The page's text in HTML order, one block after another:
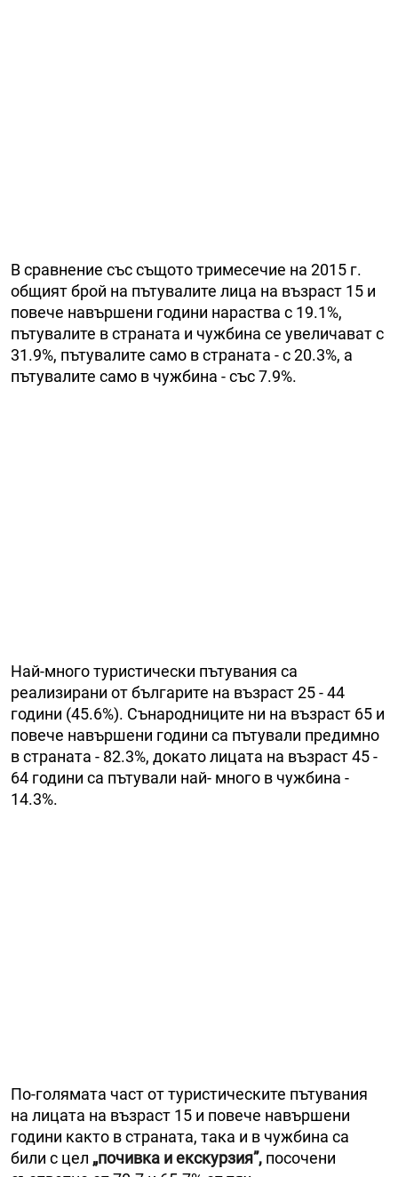
В сравнение със същото тримесечие на 2015 г.
общият брой на пътувалите лица на възраст 15 и
повече навършени години нараства с 19.1%,
пътувалите в страната и чужбина се увеличават с
31.9%, пътувалите само в страната - с 20.3%, а
пътувалите само в чужбина - със 7.9%.
Най-много туристически пътувания са
реализирани от българите на възраст 25 - 44
години (45.6%). Сънародниците ни на възраст 65 и
повече навършени години са пътували предимно
в страната - 82.3%, докато лицата на възраст 45 -
64 години са пътували най- много в чужбина -
14.3%.
По-голямата част от туристическите пътувания
на лицата на възраст 15 и повече навършени
години както в страната, така и в чужбина са
били с цел „почивка и екскурзия”, посочени